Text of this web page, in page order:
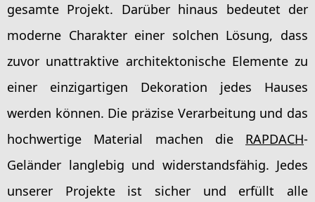
gesamte Projekt. Darüber hinaus bedeutet der
moderne Charakter einer solchen Lösung, dass
zuvor unattraktive architektonische Elemente zu
einer einzigartigen Dekoration jedes Hauses
werden können. Die präzise Verarbeitung und das
hochwertige Material machen die RAPDACH-
Geländer langlebig und widerstandsfähig. Jedes
unserer Projekte ist sicher und erfüllt alle